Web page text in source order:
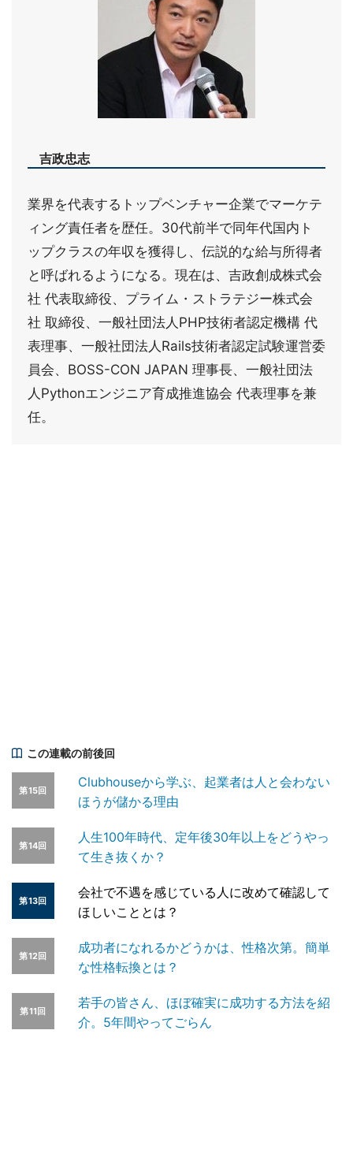
吉政忠志
業界を代表するトップベンチャー企業でマーケテ
ィング責任者を歴任。30代前半で同年代国内ト
ップクラスの年収を獲得し、伝説的な給与所得者
と呼ばれるようになる。現在は、吉政創成株式会
社 代表取締役、プライム・ストラテジー株式会
社 取締役、一般社団法人PHP技術者認定機構 代
表理事、一般社団法人Rails技術者認定試験運営委
員会、BOSS-CON JAPAN 理事長、一般社団法
人Pythonエンジニア育成推進協会 代表理事を兼
任。
この連載の前後回
第15回
Clubhouseから学ぶ、起業者は人と会わない
ほうが儲かる理由
第14回
人生100年時代、定年後30年以上をどうやっ
て生き抜くか？
第13回
会社で不遇を感じている人に改めて確認して
ほしいこととは？
第12回
成功者になれるかどうかは、性格次第。簡単
な性格転換とは？
第11回
若手の皆さん、ほぼ確実に成功する方法を紹
介。5年間やってごらん